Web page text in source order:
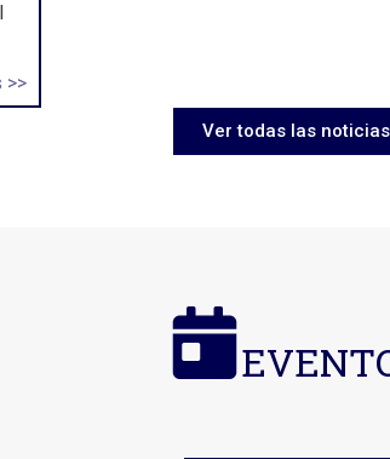
>>
Ver todas las noticias